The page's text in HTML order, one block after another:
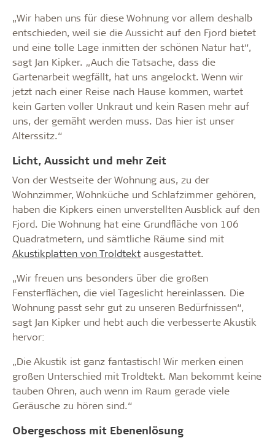
„Wir haben uns für diese Wohnung vor allem deshalb
entschieden, weil sie die Aussicht auf den Fjord bietet
und eine tolle Lage inmitten der schönen Natur hat“,
sagt Jan Kipker. „Auch die Tatsache, dass die
Gartenarbeit wegfällt, hat uns angelockt. Wenn wir
jetzt nach einer Reise nach Hause kommen, wartet
kein Garten voller Unkraut und kein Rasen mehr auf
uns, der gemäht werden muss. Das hier ist unser
Alterssitz.“
Licht, Aussicht und mehr Zeit
Von der Westseite der Wohnung aus, zu der
Wohnzimmer, Wohnküche und Schlafzimmer gehören,
haben die Kipkers einen unverstellten Ausblick auf den
Fjord. Die Wohnung hat eine Grundfläche von 106
Quadratmetern, und sämtliche Räume sind mit
Akustikplatten von Troldtekt ausgestattet.
„Wir freuen uns besonders über die großen
Fensterflächen, die viel Tageslicht hereinlassen. Die
Wohnung passt sehr gut zu unseren Bedürfnissen“,
sagt Jan Kipker und hebt auch die verbesserte Akustik
hervor:
„Die Akustik ist ganz fantastisch! Wir merken einen
großen Unterschied mit Troldtekt. Man bekommt keine
tauben Ohren, auch wenn im Raum gerade viele
Geräusche zu hören sind.“
Obergeschoss mit Ebenenlösung